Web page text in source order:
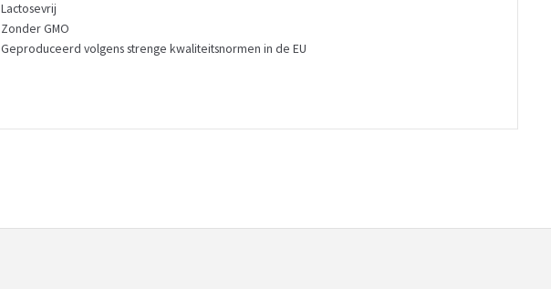
Lactosevrij
Zonder GMO
Geproduceerd volgens strenge kwaliteitsnormen in de EU